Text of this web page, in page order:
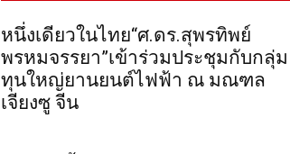
หนึ่งเดียวในไทย“ศ.ดร.สุพรทิพย์
พรหมจรรยา”เข้าร่วมประชุมกับกลุ่ม
ทุนใหญ่ยานยนต์ไฟฟ้า ณ มณฑล
เจียงซู จีน